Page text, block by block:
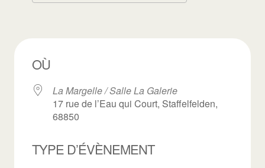
OÙ
La Margelle / Salle La Galerie
17 rue de l’Eau qui Court, Staffelfelden,
68850
TYPE D’ÉVÈNEMENT